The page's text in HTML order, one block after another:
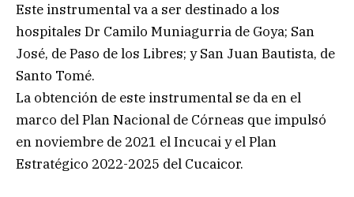
Este instrumental va a ser destinado a los
hospitales Dr Camilo Muniagurria de Goya; San
José, de Paso de los Libres; y San Juan Bautista, de
Santo Tomé.
La obtención de este instrumental se da en el
marco del Plan Nacional de Córneas que impulsó
en noviembre de 2021 el Incucai y el Plan
Estratégico 2022-2025 del Cucaicor.